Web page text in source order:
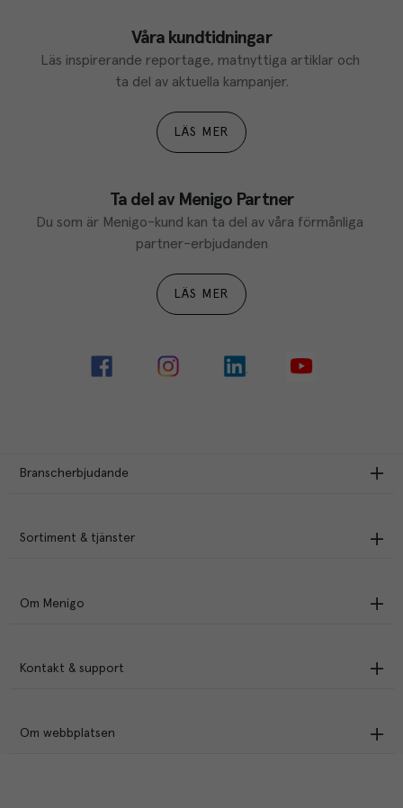
Våra kundtidningar
Läs inspirerande reportage, matnyttiga artiklar och
ta del av aktuella kampanjer.
LÄS MER
Ta del av Menigo Partner
Du som är Menigo-kund kan ta del av våra förmånliga
partner-erbjudanden
LÄS MER
Branscherbjudande
Sortiment & tjänster
Om Menigo
Kontakt & support
Om webbplatsen